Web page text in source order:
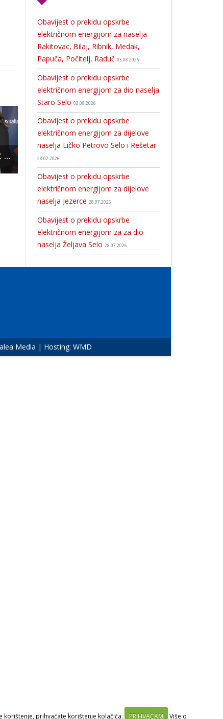
korištenje, prihvaćate korištenje kolačića. PRIHVAĆAM Više o
ODLIČNA VIJEST: Park prirode Velebit dobio bespovratna europska sredstva u visini skoro 63 milijuna kuna za Centar izvrsnosti Cerovačke špilje!!!
Obavijest o prekidu opskrbe
električnom energijom za naselja
Rakitovac, Bilaj, Ribnik, Medak,
Papuča, Počitelj, Raduč 03.08.2026
Obavijest o prekidu opskrbe
električnom energijom za dio naselja
Staro Selo 03.08.2026
Obavijest o prekidu opskrbe
električnom energijom za dijelove
naselja Ličko Petrovo Selo i Rešetar
28.07.2026
Obavijest o prekidu opskrbe
električnom energijom za dijelove
naselja Jezerce 28.07.2026
Obavijest o prekidu opskrbe
električnom energijom za za dio
naselja Željava Selo 28.07.2026
Media | Hosting: WMD